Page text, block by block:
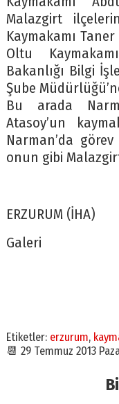
Malazgirt
Kaymakamı Taner
Oltu
Bakanlığı Bilgi
Şube
Bu arada
Atasoy’un
Narman’da
onun gibi
ERZURUM (İHA)
Galeri
Etiketler: erzurum,
📆 29 Temmuz 2013